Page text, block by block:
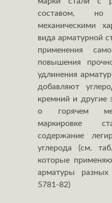
составом,
механическими
вида арматурной
применения
повышения
удлинения
добавляют
кремний и другие
о горячем
маркировке
содержание
углерода (см.
которые
арматуры
5781-82)